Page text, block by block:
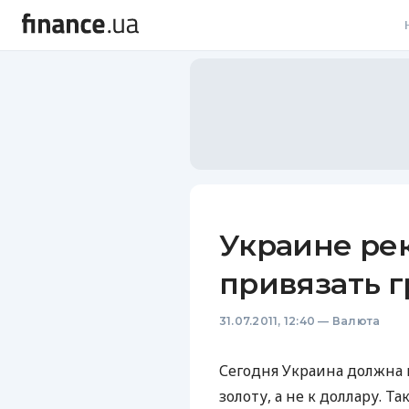
Украине
привязать
31.07.2011, 12:40 — Валюта
Сегодня Украина
золоту, а не к доллару.